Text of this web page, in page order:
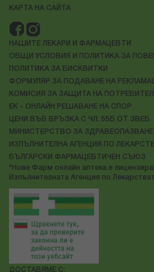
КАРТА НА САЙТА
НАШИТЕ ЛЕКАРИ И ФАРМАЦЕВТИ
ОБЩИ УСЛОВИЯ И ПОЛИТИКА ЗА
ПОЛИТИКА ЗА БИСКВИТКИ
ФОРМУЛЯР ЗА ПОДАВАНЕ НА
КОМИСИЯ ЗА ЗАЩИТА НА
ЕК - ОНЛАЙН РЕШАВАНЕ НА СПОР
ЦЕНИ ВЪВ ВРЪЗКА С ЧЛ. 55Б ОТ ЗВЕБ
МИНИСТЕРСТВО ЗА
ИЗПЪЛНИТЕЛНА АГЕНЦИЯ ПО
БЪЛГАРСКИ ФАРМАЦЕВТИЧЕН СЪЮЗ
"Нове Фарм онлайн аптека е
Изпълнителната Агенция по
ДОСТАВЯМЕ С: